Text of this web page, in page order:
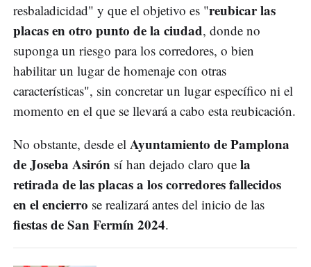
resbaladicidad" y que el objetivo es "reubicar las
placas en otro punto de la ciudad, donde no
suponga un riesgo para los corredores, o bien
habilitar un lugar de homenaje con otras
características", sin concretar un lugar específico ni el
momento en el que se llevará a cabo esta reubicación.
No obstante, desde el Ayuntamiento de Pamplona
de Joseba Asirón sí han dejado claro que la
retirada de las placas a los corredores fallecidos
en el encierro se realizará antes del inicio de las
fiestas de San Fermín 2024.